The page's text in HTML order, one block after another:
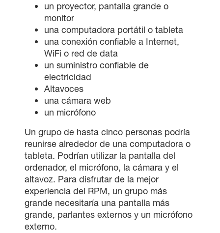
un proyector, pantalla grande o
monitor
una computadora portátil o tableta
una conexión confiable a Internet,
WiFi o red de data
un suministro confiable de
electricidad
Altavoces
una cámara web
un micrófono
Un grupo de hasta cinco personas podría
reunirse alrededor de una computadora o
tableta. Podrían utilizar la pantalla del
ordenador, el micrófono, la cámara y el
altavoz. Para disfrutar de la mejor
experiencia del RPM, un grupo más
grande necesitaría una pantalla más
grande, parlantes externos y un micrófono
externo.